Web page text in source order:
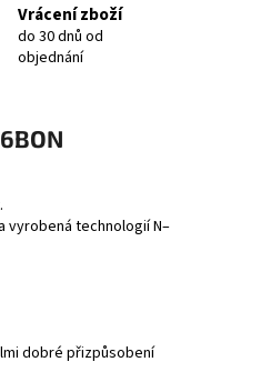
Vrácení zboží
do 30 dnů od
objednání
vyrobená technologií N–
dobré přizpůsobení